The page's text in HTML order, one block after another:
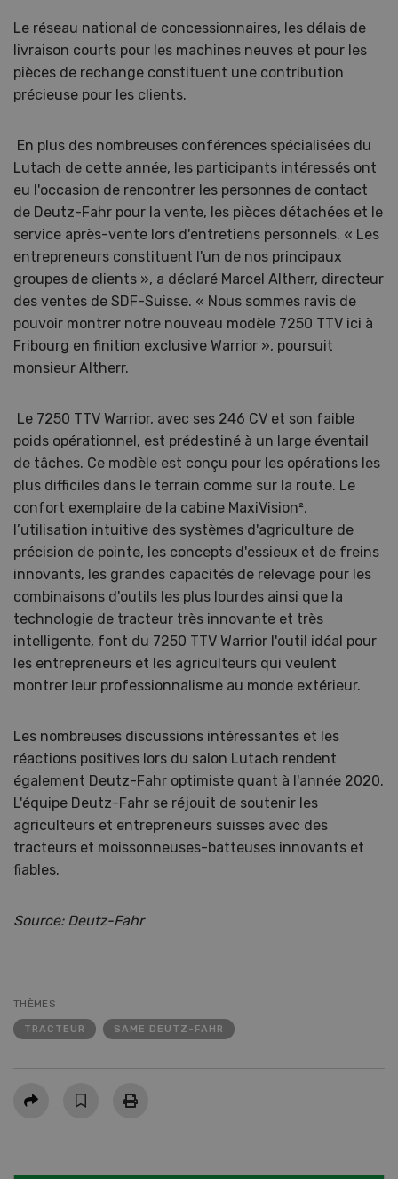
Le réseau national de concessionnaires, les délais de
livraison courts pour les machines neuves et pour les
pièces de rechange constituent une contribution
précieuse pour les clients.
En plus des nombreuses conférences spécialisées du
Lutach de cette année, les participants intéressés ont
eu l'occasion de rencontrer les personnes de contact
de Deutz-Fahr pour la vente, les pièces détachées et le
service après-vente lors d'entretiens personnels. « Les
entrepreneurs constituent l'un de nos principaux
groupes de clients », a déclaré Marcel Altherr, directeur
des ventes de SDF-Suisse. « Nous sommes ravis de
pouvoir montrer notre nouveau modèle 7250 TTV ici à
Fribourg en finition exclusive Warrior », poursuit
monsieur Altherr.
Le 7250 TTV Warrior, avec ses 246 CV et son faible
poids opérationnel, est prédestiné à un large éventail
de tâches. Ce modèle est conçu pour les opérations les
plus difficiles dans le terrain comme sur la route. Le
confort exemplaire de la cabine MaxiVision²,
l’utilisation intuitive des systèmes d'agriculture de
précision de pointe, les concepts d'essieux et de freins
innovants, les grandes capacités de relevage pour les
combinaisons d'outils les plus lourdes ainsi que la
technologie de tracteur très innovante et très
intelligente, font du 7250 TTV Warrior l'outil idéal pour
les entrepreneurs et les agriculteurs qui veulent
montrer leur professionnalisme au monde extérieur.
Les nombreuses discussions intéressantes et les
réactions positives lors du salon Lutach rendent
également Deutz-Fahr optimiste quant à l'année 2020.
L'équipe Deutz-Fahr se réjouit de soutenir les
agriculteurs et entrepreneurs suisses avec des
tracteurs et moissonneuses-batteuses innovants et
fiables.
Source: Deutz-Fahr
THÈMES
TRACTEUR SAME DEUTZ-FAHR
Partager